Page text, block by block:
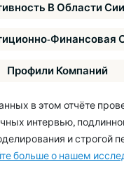
В Области
Финансовая
Профили Компаний
в этом отчёте
интервью,
и строгой
больше о нашем